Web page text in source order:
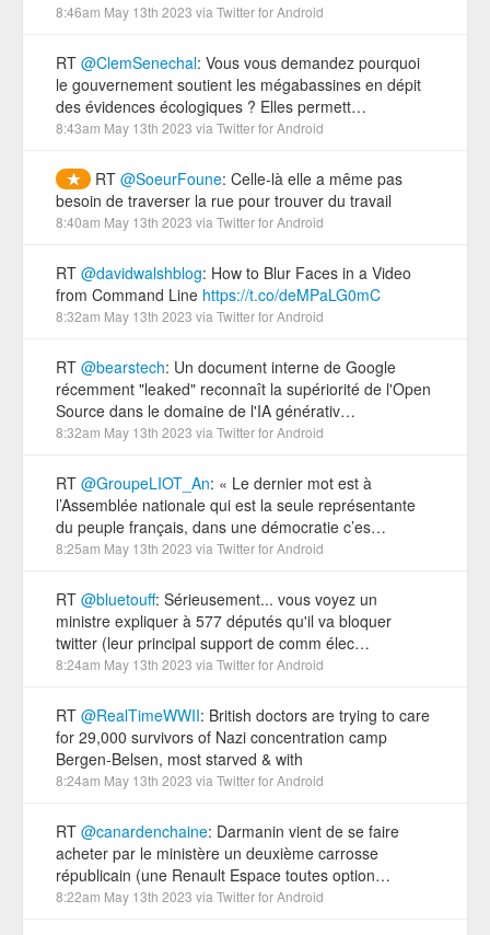
8:46am May 13th 2023 via Twitter for Android
RT @ClemSenechal: Vous vous demandez pourquoi
le gouvernement soutient les mégabassines en dépit
des évidences écologiques ? Elles permett…
8:43am May 13th 2023 via Twitter for Android
RT @SoeurFoune: Celle-là elle a même pas
besoin de traverser la rue pour trouver du travail
8:40am May 13th 2023 via Twitter for Android
RT @davidwalshblog: How to Blur Faces in a Video
from Command Line https://t.co/deMPaLG0mC
8:32am May 13th 2023 via Twitter for Android
RT @bearstech: Un document interne de Google
récemment "leaked" reconnaît la supériorité de l'Open
Source dans le domaine de l'IA générativ…
8:32am May 13th 2023 via Twitter for Android
RT @GroupeLIOT_An: « Le dernier mot est à
l’Assemblée nationale qui est la seule représentante
du peuple français, dans une démocratie c’es…
8:25am May 13th 2023 via Twitter for Android
RT @bluetouff: Sérieusement... vous voyez un
ministre expliquer à 577 députés qu'il va bloquer
twitter (leur principal support de comm élec…
8:24am May 13th 2023 via Twitter for Android
RT @RealTimeWWII: British doctors are trying to care
for 29,000 survivors of Nazi concentration camp
Bergen-Belsen, most starved & with
8:24am May 13th 2023 via Twitter for Android
RT @canardenchaine: Darmanin vient de se faire
acheter par le ministère un deuxième carrosse
républicain (une Renault Espace toutes option…
8:22am May 13th 2023 via Twitter for Android